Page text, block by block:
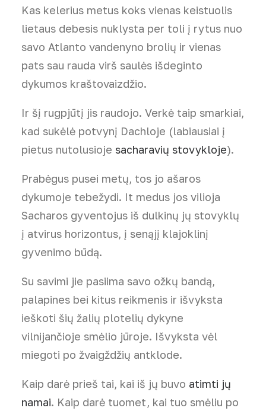
Kas kelerius metus koks vienas keistuolis
lietaus debesis nuklysta per toli į rytus nuo
savo Atlanto vandenyno brolių ir vienas
pats sau rauda virš saulės išdeginto
dykumos kraštovaizdžio.
Ir šį rugpjūtį jis raudojo. Verkė taip smarkiai,
kad sukėlė potvynį Dachloje (labiausiai į
pietus nutolusioje sacharavių stovykloje).
Prabėgus pusei metų, tos jo ašaros
dykumoje tebežydi. It medus jos vilioja
Sacharos gyventojus iš dulkinų jų stovyklų
į atvirus horizontus, į senąjį klajoklinį
gyvenimo būdą.
Su savimi jie pasiima savo ožkų bandą,
palapines bei kitus reikmenis ir išvyksta
ieškoti šių žalių plotelių dykyne
vilnijančioje smėlio jūroje. Išvyksta vėl
miegoti po žvaigždžių antklode.
Kaip darė prieš tai, kai iš jų buvo atimti jų
namai. Kaip darė tuomet, kai tuo smėliu po